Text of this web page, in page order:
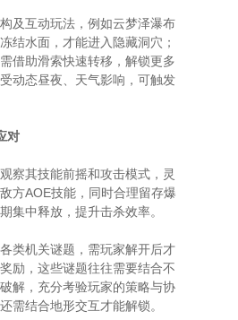
及互动玩法，例如云梦泽瀑布
结水面，才能进入隐藏洞穴；
借助滑索快速转移，解锁更多
动态昼夜、天气影响，可触发
对
察其技能前摇和攻击模式，灵
方AOE技能，同时合理留存爆
集中释放，提升击杀效率。
类机关谜题，需玩家解开后才
励，这些谜题往往需要结合不
解，充分考验玩家的策略与协
需结合地形交互才能解锁。